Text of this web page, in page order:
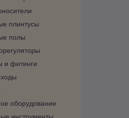
плинтусы
полы
и фитинги
оборудование
инструменты